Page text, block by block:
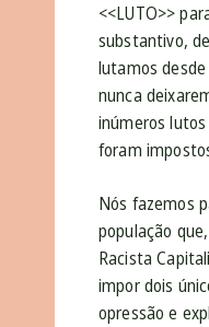
<<LUTO>>
substantivo,
lutamos
nunca
inúmeros
foram
Nós fazemos
população
Racista
impor dois
opressão e